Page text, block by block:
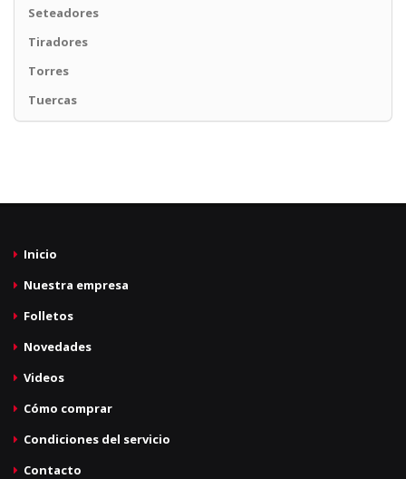
Seteadores
Tiradores
Torres
Tuercas
Inicio
Nuestra empresa
Folletos
Novedades
Videos
Cómo comprar
Condiciones del servicio
Contacto